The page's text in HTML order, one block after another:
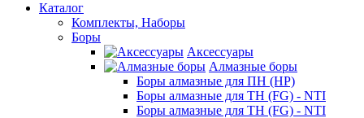
Каталог
Комплекты, Наборы
Боры
Аксессуары
Алмазные боры
Боры алмазные для ПН (HP)
Боры алмазные для ТН (FG) - NTI
Боры алмазные для ТН (FG) - NTI